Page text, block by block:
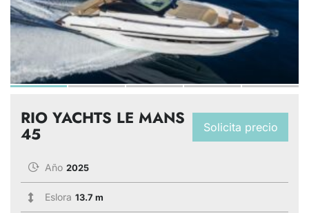
Solicita precio
RIO YACHTS LE MANS
45
Año 2025
Eslora 13.7 m